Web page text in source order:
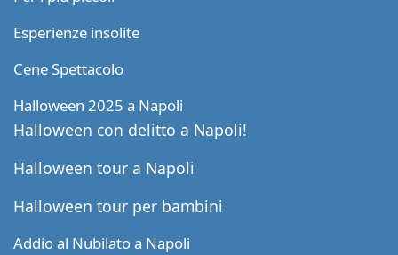
Esperienze insolite
Cene Spettacolo
Halloween 2025 a Napoli
Halloween con delitto a Napoli!
Halloween tour a Napoli
Halloween tour per bambini
Addio al Nubilato a Napoli